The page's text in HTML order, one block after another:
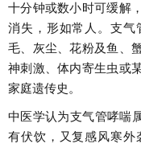
十分钟或数小时可缓解
消失，形如常人。支气
毛、灰尘、花粉及鱼、
神刺激、体内寄生虫或
家庭遗传史。
中医学认为支气管哮喘
有伏饮，又复感风寒外